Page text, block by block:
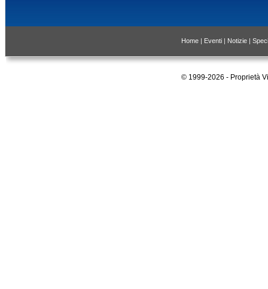
Home | Eventi | Notizie |
© 1999-2026 - Proprietà